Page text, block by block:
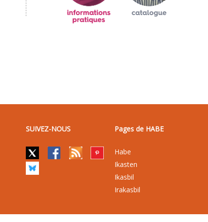
SUIVEZ-NOUS Pages de HABE
Habe
Ikasten
Ikasbil
Irakasbil